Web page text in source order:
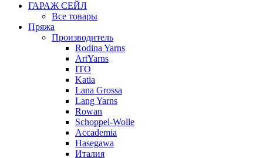
ГАРАЖ СЕЙЛ
Все товары
Пряжа
Производитель
Rodina Yarns
ArtYarns
ITO
Katia
Lana Grossa
Lang Yarns
Rowan
Schoppel-Wolle
Accademia
Hasegawa
Италия